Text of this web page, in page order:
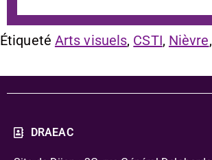
Étiqueté Arts visuels, CSTI, Nièvre,
DRAEAC